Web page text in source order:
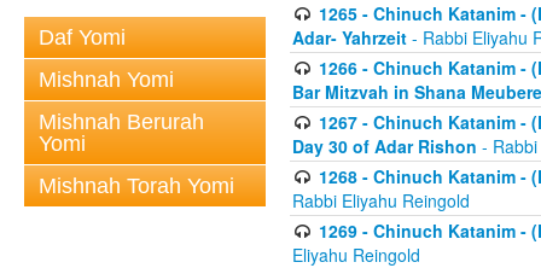
Daf Yomi
Mishnah Yomi
Mishnah Berurah
Yomi
Mishnah Torah Yomi
1265 - Chinuch Katanim -
Adar- Yahrzeit - Rabbi Eliyahu
1266 - Chinuch Katanim -
Bar Mitzvah in Shana
1267 - Chinuch Katanim -
Day 30 of Adar Rishon -
1268 - Chinuch Katanim -
Rabbi Eliyahu Reingold
1269 - Chinuch Katanim -
Eliyahu Reingold